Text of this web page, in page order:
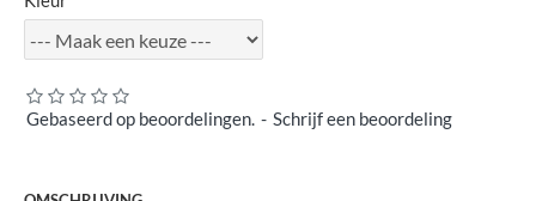
Gebaseerd op beoordelingen. - Schrijf een beoordeling